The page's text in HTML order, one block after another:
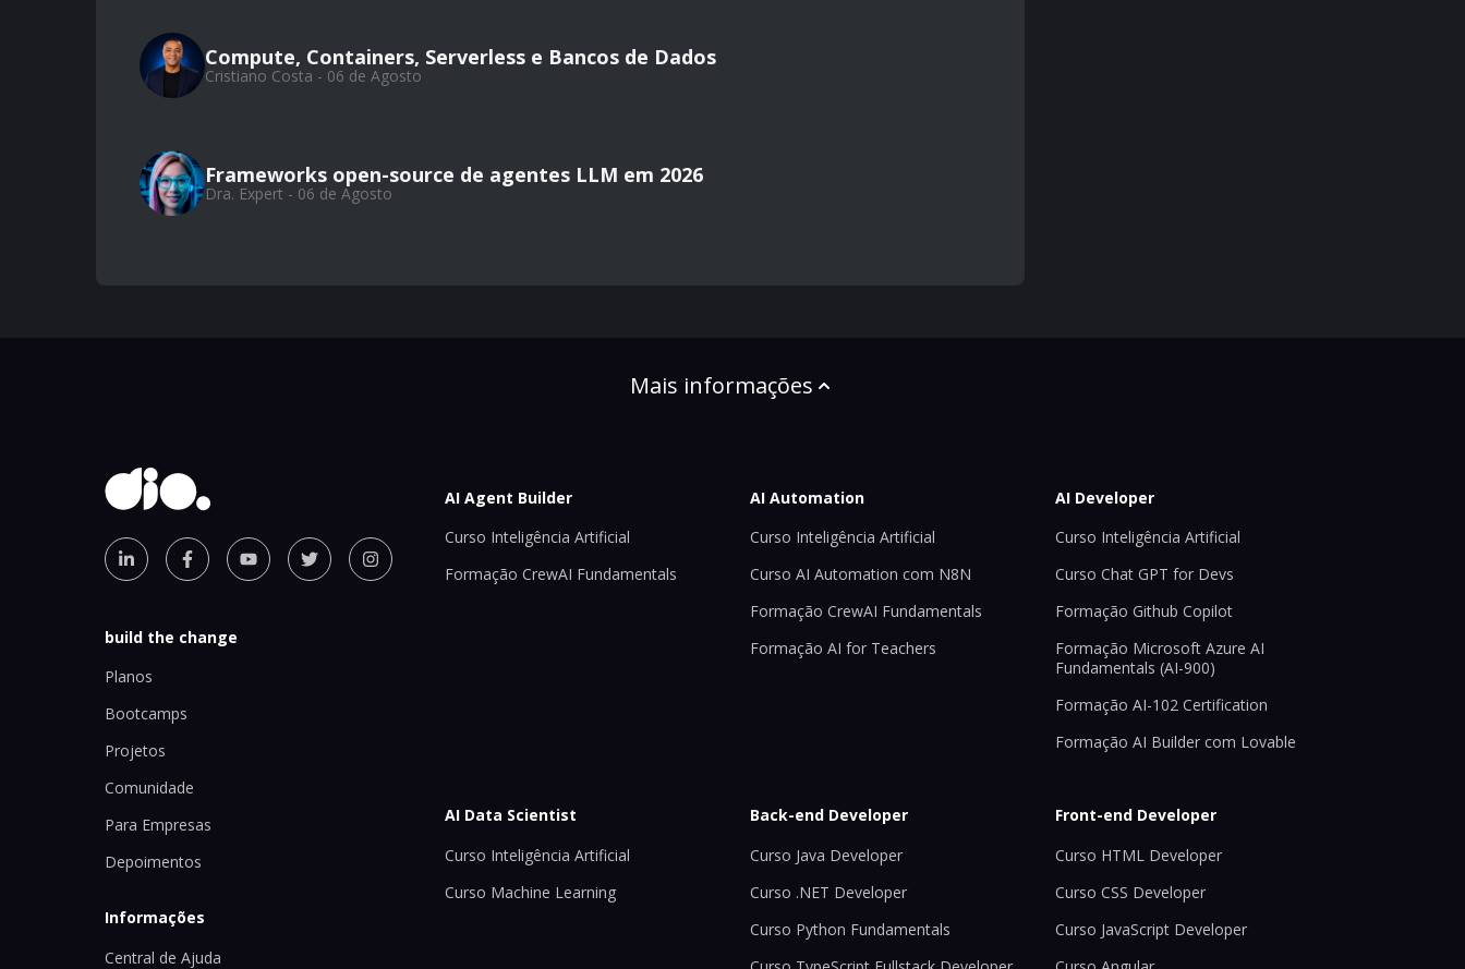
Compute, Containers, Serverless e Bancos de Dados
Cristiano Costa - 06 de Agosto
Frameworks open-source de agentes LLM em 2026
Dra. Expert - 06 de Agosto
Mais informações
build the change
Planos
Bootcamps
Projetos
Comunidade
Para Empresas
Depoimentos
Informações
Central de Ajuda
AI Agent Builder
Curso Inteligência Artificial
Formação CrewAI Fundamentals
AI Automation
Curso Inteligência Artificial
Curso AI Automation com N8N
Formação CrewAI Fundamentals
Formação AI for Teachers
AI Developer
Curso Inteligência Artificial
Curso Chat GPT for Devs
Formação Github Copilot
Formação Microsoft Azure AI
Fundamentals (AI-900)
Formação AI-102 Certification
Formação AI Builder com Lovable
AI Data Scientist
Curso Inteligência Artificial
Curso Machine Learning
Back-end Developer
Curso Java Developer
Curso .NET Developer
Curso Python Fundamentals
Front-end Developer
Curso HTML Developer
Curso CSS Developer
Curso JavaScript Developer